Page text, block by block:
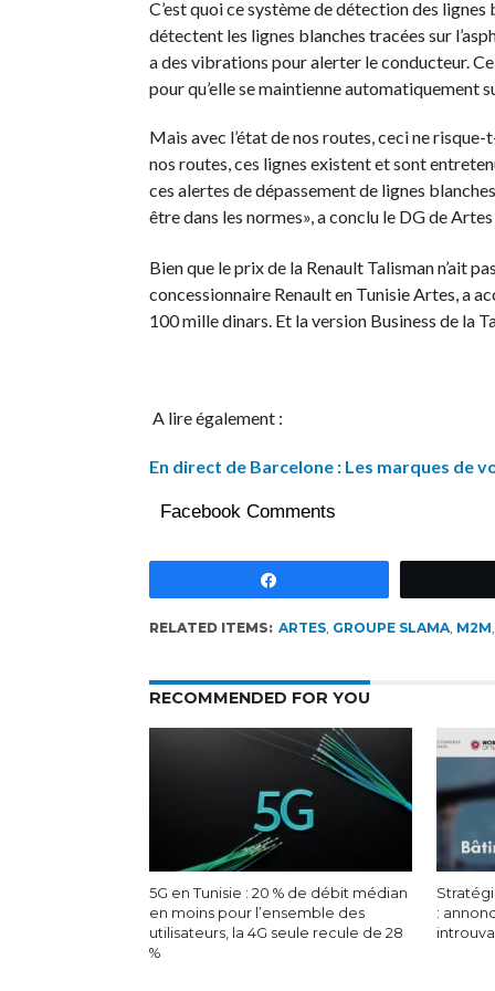
C’est quoi ce système de détection des lignes
détectent les lignes blanches tracées sur
a des vibrations pour alerter le conducteur.
pour qu’elle se maintienne automatiquement
Mais avec l’état de nos routes, ceci ne
nos routes, ces lignes existent et sont
ces alertes de dépassement de lignes
être dans les normes», a conclu le DG de
Bien que le prix de la Renault Talisman n’ait
concessionnaire Renault en Tunisie Artes, a
100 mille dinars. Et la version Business de la
A lire également :
En direct de Barcelone : Les marques de
Facebook Comments
RELATED ITEMS: ARTES, GROUPE SLAMA, M2M
RECOMMENDED FOR YOU
5G en Tunisie : 20 % de débit médian
en moins pour l’ensemble des
utilisateurs, la 4G seule recule de 28
%
: